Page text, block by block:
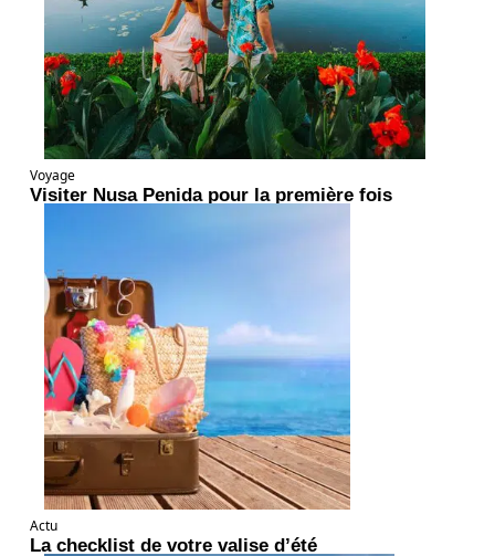
Voyage
Visiter Nusa Penida pour la première fois
Actu
La checklist de votre valise d’été